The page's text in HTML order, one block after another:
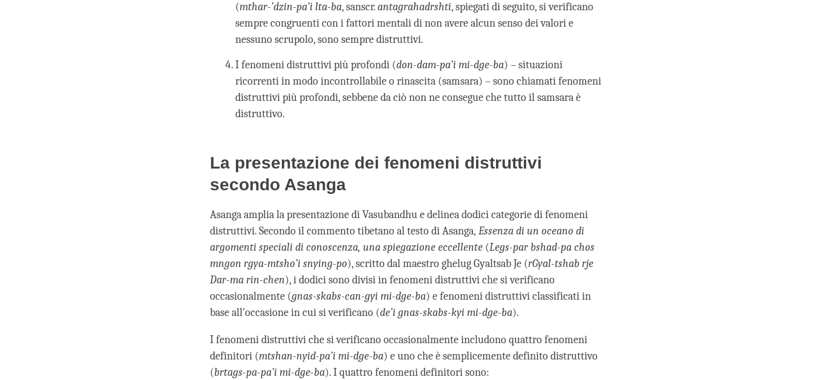
(mthar-’dzin-pa’i lta-ba, sanscr.antagrahadrshti, spiegati di seguito, si verificano
sempre congruenti con i fattori mentali di non avere alcun senso dei valori e
nessuno scrupolo, sono sempre distruttivi.
I fenomeni distruttivi più profondi (don-dam-pa’i mi-dge-ba) – situazioni
ricorrenti in modo incontrollabile o rinascita (samsara) – sono chiamati fenomeni
distruttivi più profondi, sebbene da ciò non ne consegue che tutto il samsara è
distruttivo.
La presentazione dei fenomeni distruttivi
secondo Asanga
Asanga amplia la presentazione di Vasubandhu e delinea dodici categorie di fenomeni
distruttivi. Secondo il commento tibetano al testo di Asanga, Essenza di un oceano di
argomenti speciali di conoscenza, una spiegazione eccellente (Legs-par bshad-pa chos
mngon rgya-mtsho’i snying-po), scritto dal maestro ghelug Gyaltsab Je (rGyal-tshab rje
Dar-ma rin-chen), i dodici sono divisi in fenomeni distruttivi che si verificano
occasionalmente (gnas-skabs-can-gyi mi-dge-ba) e fenomeni distruttivi classificati in
base all'occasione in cui si verificano (de’i gnas-skabs-kyi mi-dge-ba).
I fenomeni distruttivi che si verificano occasionalmente includono quattro fenomeni
definitori (mtshan-nyid-pa’i mi-dge-ba) e uno che è semplicemente definito distruttivo
(brtags-pa-pa’i mi-dge-ba). I quattro fenomeni definitori sono: